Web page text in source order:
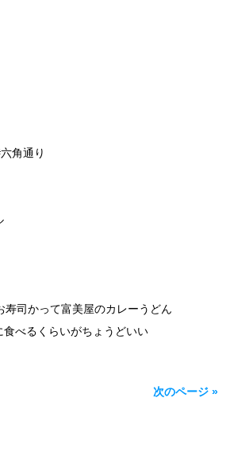
角通り
寿司かって富美屋のカレーうどん
べるくらいがちょうどいい
次のページ »